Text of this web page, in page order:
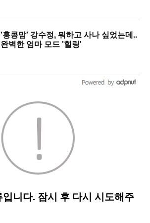
'홍콩맘' 강수정, 뭐하고 사나 싶었는데..
완벽한 엄마 모드 '힐링'